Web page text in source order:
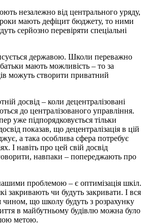
незалежно від центрального уряду,
мають дефіцит бюджету, то ними
серйозно перевіряти спеціальні
державою. Школи переважно
мають можливість – то за
можуть створити приватний
досвід – коли децентралізовані
до централізованого управління.
уже підпорядковується тільки
показав, що децентралізація в цій
а така особлива сфера потребує
І навіть про цей свій досвід
навпаки – попереджають про
проблемою – є оптимізація шкіл.
закривають чи будуть закривати. І вся
що школу будуть з розрахунку
в майбутньому будівлю можна було
метою.